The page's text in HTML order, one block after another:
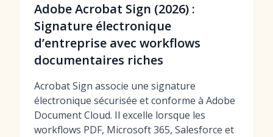
Adobe Acrobat Sign (2026) :
Signature électronique
d’entreprise avec workflows
documentaires riches
Acrobat Sign associe une signature
électronique sécurisée et conforme à Adobe
Document Cloud. Il excelle lorsque les
workflows PDF, Microsoft 365, Salesforce et